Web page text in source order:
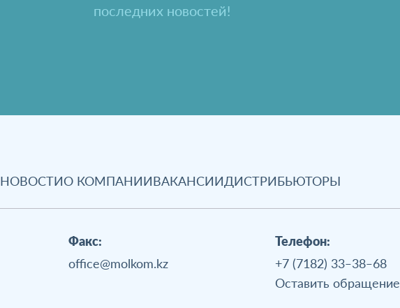
последних новостей!
НОВОСТИО КОМПАНИИВАКАНСИИДИСТРИБЬЮТОРЫ
Факс:
office@molkom.kz
Телефон:
+7 (7182) 33‒38‒68
Оставить обращение